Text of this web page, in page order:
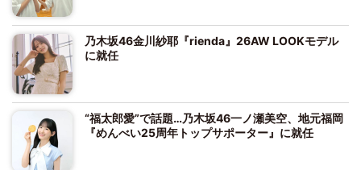
乃木坂46金川紗耶『rienda』26AW LOOKモデル
に就任
“福太郎愛”で話題…乃木坂46一ノ瀬美空、地元福岡
『めんべい25周年トップサポーター』に就任